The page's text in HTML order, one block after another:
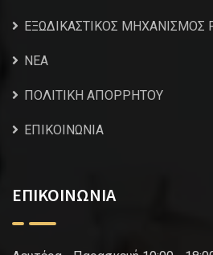
ΕΞΩΔΙΚΑΣΤΙΚΟΣ ΜΗΧΑΝΙΣΜΟΣ
NEA
ΠΟΛΙΤΙΚΗ ΑΠΟΡΡΗΤΟΥ
ΕΠΙΚΟΙΝΩΝΙΑ
ΕΠΙΚΟΙΝΩΝΙΑ